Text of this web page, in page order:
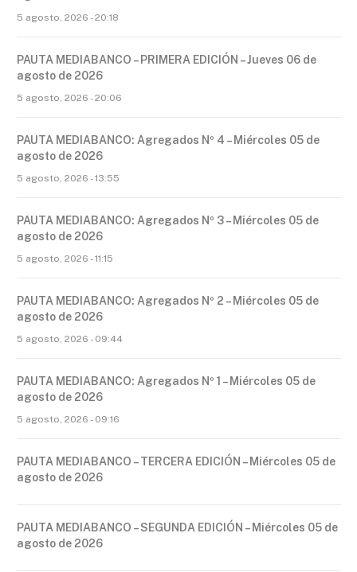
5 agosto, 2026 - 20:18
PAUTA MEDIABANCO – PRIMERA EDICIÓN – Jueves 06 de
agosto de 2026
5 agosto, 2026 - 20:06
PAUTA MEDIABANCO: Agregados Nº 4 – Miércoles 05 de
agosto de 2026
5 agosto, 2026 - 13:55
PAUTA MEDIABANCO: Agregados Nº 3 – Miércoles 05 de
agosto de 2026
5 agosto, 2026 - 11:15
PAUTA MEDIABANCO: Agregados Nº 2 – Miércoles 05 de
agosto de 2026
5 agosto, 2026 - 09:44
PAUTA MEDIABANCO: Agregados Nº 1 – Miércoles 05 de
agosto de 2026
5 agosto, 2026 - 09:16
PAUTA MEDIABANCO – TERCERA EDICIÓN – Miércoles 05 de
agosto de 2026
PAUTA MEDIABANCO – SEGUNDA EDICIÓN – Miércoles 05 de
agosto de 2026